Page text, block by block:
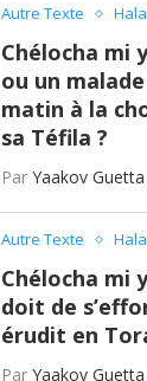
Autre Texte
Chélocha mi
ou un
matin à la
sa Téfila ?
Par Yaakov Guetta
Autre Texte
Chélocha mi
doit de
érudit en
Par Yaakov Guetta